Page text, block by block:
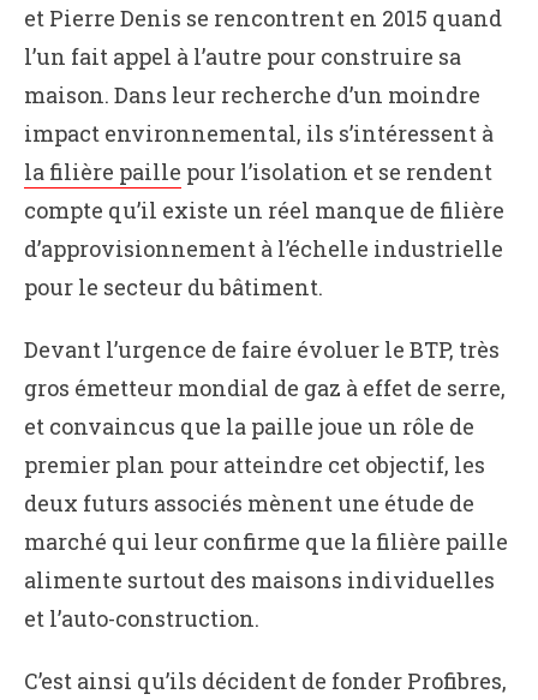
et Pierre Denis se rencontrent en 2015 quand
l’un fait appel à l’autre pour construire sa
maison. Dans leur recherche d’un moindre
impact environnemental, ils s’intéressent à
la filière paille pour l’isolation et se rendent
compte qu’il existe un réel manque de filière
d’approvisionnement à l’échelle industrielle
pour le secteur du bâtiment.
Devant l’urgence de faire évoluer le BTP, très
gros émetteur mondial de gaz à effet de serre,
et convaincus que la paille joue un rôle de
premier plan pour atteindre cet objectif, les
deux futurs associés mènent une étude de
marché qui leur confirme que la filière paille
alimente surtout des maisons individuelles
et l’auto-construction.
C’est ainsi qu’ils décident de fonder Profibres,